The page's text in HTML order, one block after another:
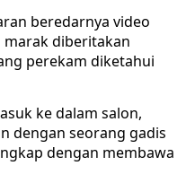
beredarnya video
marak diberitakan
perekam diketahui
ke dalam salon,
dengan seorang gadis
dengan membawa